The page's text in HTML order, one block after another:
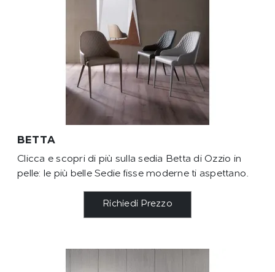
BETTA
Clicca e scopri di più sulla sedia Betta di Ozzio in
pelle: le più belle Sedie fisse moderne ti aspettano.
Richiedi Prezzo